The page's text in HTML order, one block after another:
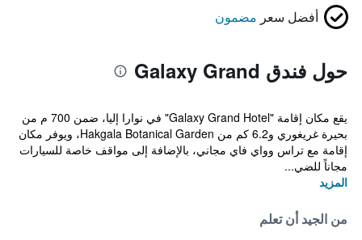
أفضل سعر مضمون
حول فندق Galaxy Grand
يقع مكان إقامة "Galaxy Grand Hotel" في نوارا إليا، ضمن 700 م من
بحيرة غريغوري و6.2 كم من Hakgala Botanical Garden، ويوفر مكان
إقامة مع تراس وواي فاي مجاني، بالإضافة إلى مواقف خاصة للسيارات
مجاناً للضي...
المزيد
من الجيد أن تعلم